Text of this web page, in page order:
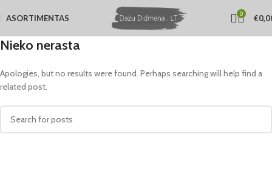
ASORTIMENTAS 0 €
Nieko nerasta
Apologies, but no results were found. Perhaps searching will help find a
related post.